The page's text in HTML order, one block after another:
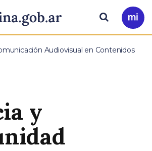
principal
Ir
a
Buscar
Audiovisual en Contenidos
y